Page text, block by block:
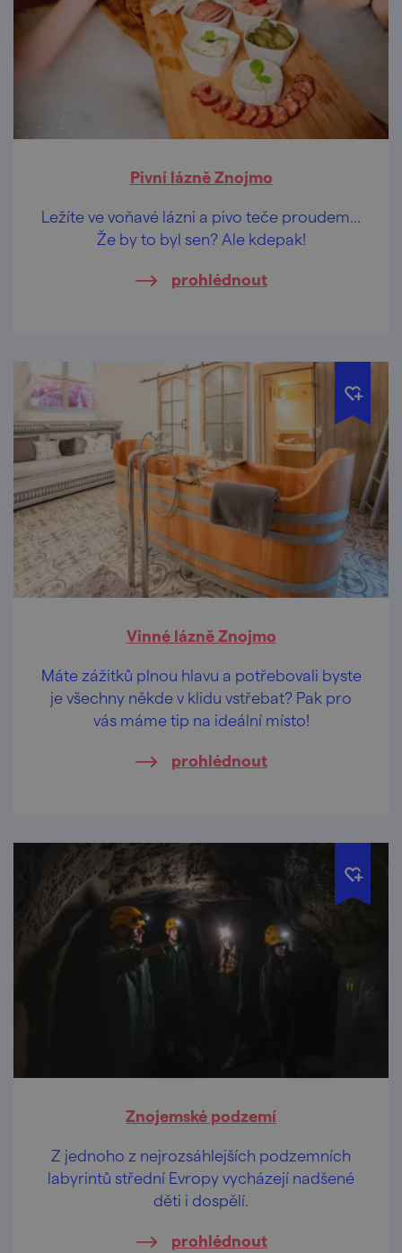
Pivní lázně Znojmo
Ležíte ve voňavé lázni a pivo teče proudem…
Že by to byl sen? Ale kdepak!
prohlédnout
Vinné lázně Znojmo
Máte zážitků plnou hlavu a potřebovali byste
je všechny někde v klidu vstřebat? Pak pro
vás máme tip na ideální místo!
prohlédnout
Znojemské podzemí
Z jednoho z nejrozsáhlejších podzemních
labyrintů střední Evropy vycházejí nadšené
děti i dospělí.
prohlédnout